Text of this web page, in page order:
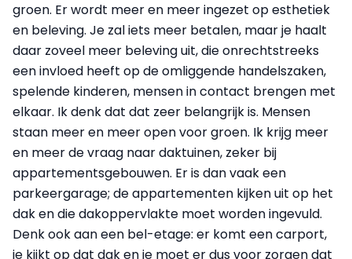
groen. Er wordt meer en meer ingezet op esthetiek
en beleving. Je zal iets meer betalen, maar je haalt
daar zoveel meer beleving uit, die onrechtstreeks
een invloed heeft op de omliggende handelszaken,
spelende kinderen, mensen in contact brengen met
elkaar. Ik denk dat dat zeer belangrijk is. Mensen
staan meer en meer open voor groen. Ik krijg meer
en meer de vraag naar daktuinen, zeker bij
appartementsgebouwen. Er is dan vaak een
parkeergarage; de appartementen kijken uit op het
dak en die dakoppervlakte moet worden ingevuld.
Denk ook aan een bel-etage: er komt een carport,
je kijkt op dat dak en je moet er dus voor zorgen dat